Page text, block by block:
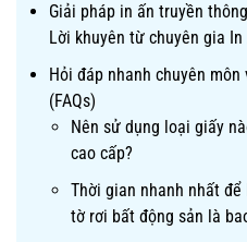
Giải pháp in ấn truyền
Lời khuyên từ chuyên gia In
Hỏi đáp nhanh chuyên
(FAQs)
Nên sử dụng loại giấy
cao cấp?
Thời gian nhanh nhất
tờ rơi bất động sản là